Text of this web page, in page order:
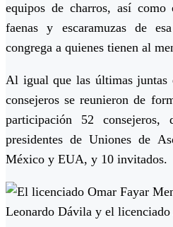
equipos de charros, así como
faenas y escaramuzas de
congrega a quienes tienen al
Al igual que las últimas juntas
consejeros se reunieron de
participación 52
presidentes de Uniones de
México y EUA, y 10 invitados.